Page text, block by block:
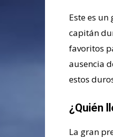
Este es
capitán
favoritos
ausencia
estos
¿Quién
La gran